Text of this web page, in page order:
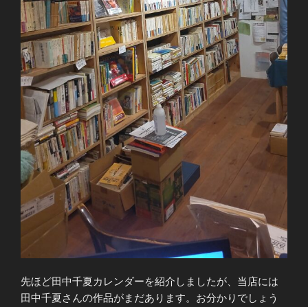
先ほど田中千夏カレンダーを紹介しましたが、当店には
田中千夏さんの作品がまだあります。お分かりでしょう